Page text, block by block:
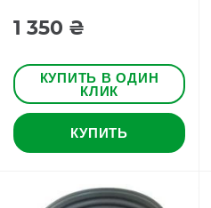
1 350 ₴
КУПИТЬ В ОДИН
КЛИК
КУПИТЬ